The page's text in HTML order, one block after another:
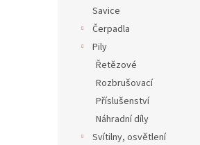
Savice
Čerpadla
Pily
Řetězové
Rozbrušovací
Příslušenství
Náhradní díly
Svítilny, osvětlení